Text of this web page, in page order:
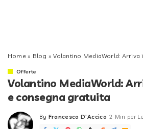
Home» Blog »Volantino MediaWorld: Arriva il
Offerte
Volantino MediaWorld:
e consegna gratuita
Posted
By Francesco D'Accico 2 Min per